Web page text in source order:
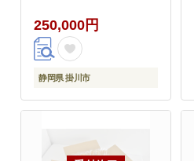
250,000円
静岡県 掛川市